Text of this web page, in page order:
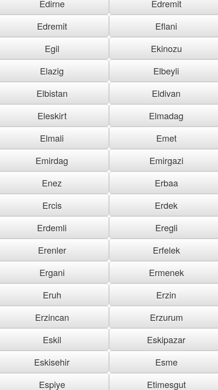
Edirne
Edremit
Edremit
Eflani
Egil
Ekinozu
Elazig
Elbeyli
Elbistan
Eldivan
Eleskirt
Elmadag
Elmali
Emet
Emirdag
Emirgazi
Enez
Erbaa
Ercis
Erdek
Erdemli
Eregli
Erenler
Erfelek
Ergani
Ermenek
Eruh
Erzin
Erzincan
Erzurum
Eskil
Eskipazar
Eskisehir
Esme
Espiye
Etimesgut